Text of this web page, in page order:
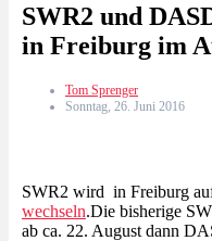
SWR2 und
in Freiburg im
Tom Sprenger
Sonntag, 26. Juni 2016
SWR2 wird in Freiburg
wechseln.Die bisherige
ab ca. 22. August dann